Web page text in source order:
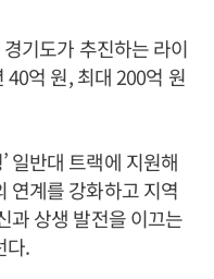
기도가 추진하는 라이
억 원, 최대 200억 원
일반대 트랙에 지원해
연계를 강화하고 지역
과 상생 발전을 이끄는
다.